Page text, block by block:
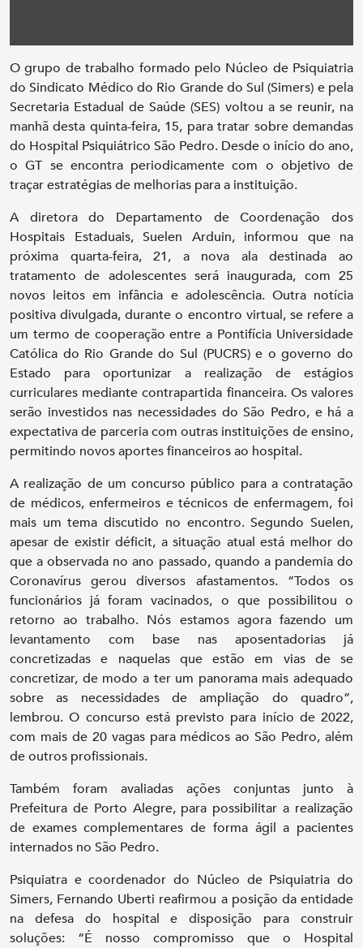
O grupo de trabalho formado pelo Núcleo de Psiquiatria
do Sindicato Médico do Rio Grande do Sul (Simers) e pela
Secretaria Estadual de Saúde (SES) voltou a se reunir, na
manhã desta quinta-feira, 15, para tratar sobre demandas
do Hospital Psiquiátrico São Pedro. Desde o início do ano,
o GT se encontra periodicamente com o objetivo de
traçar estratégias de melhorias para a instituição.
A diretora do Departamento de Coordenação dos
Hospitais Estaduais, Suelen Arduin, informou que na
próxima quarta-feira, 21, a nova ala destinada ao
tratamento de adolescentes será inaugurada, com 25
novos leitos em infância e adolescência. Outra notícia
positiva divulgada, durante o encontro virtual, se refere a
um termo de cooperação entre a Pontifícia Universidade
Católica do Rio Grande do Sul (PUCRS) e o governo do
Estado para oportunizar a realização de estágios
curriculares mediante contrapartida financeira. Os valores
serão investidos nas necessidades do São Pedro, e há a
expectativa de parceria com outras instituições de ensino,
permitindo novos aportes financeiros ao hospital.
A realização de um concurso público para a contratação
de médicos, enfermeiros e técnicos de enfermagem, foi
mais um tema discutido no encontro. Segundo Suelen,
apesar de existir déficit, a situação atual está melhor do
que a observada no ano passado, quando a pandemia do
Coronavírus gerou diversos afastamentos. “Todos os
funcionários já foram vacinados, o que possibilitou o
retorno ao trabalho. Nós estamos agora fazendo um
levantamento com base nas aposentadorias já
concretizadas e naquelas que estão em vias de se
concretizar, de modo a ter um panorama mais adequado
sobre as necessidades de ampliação do quadro”,
lembrou. O concurso está previsto para início de 2022,
com mais de 20 vagas para médicos ao São Pedro, além
de outros profissionais.
Também foram avaliadas ações conjuntas junto à
Prefeitura de Porto Alegre, para possibilitar a realização
de exames complementares de forma ágil a pacientes
internados no São Pedro.
Psiquiatra e coordenador do Núcleo de Psiquiatria do
Simers, Fernando Uberti reafirmou a posição da entidade
na defesa do hospital e disposição para construir
soluções: “É nosso compromisso que o Hospital